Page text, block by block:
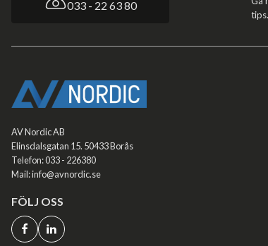
033 - 22 63 80
tips.
AV Nordic AB
Elinsdalsgatan 15. 50433 Borås
Telefon: 033 - 226380
Mail: info@avnordic.se
FÖLJ OSS